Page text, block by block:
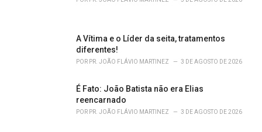
A Vítima e o Líder da seita, tratamentos
diferentes!
POR PR. JOÃO FLÁVIO MARTINEZ 3 DE AGOSTO DE 2026
É Fato: João Batista não era Elias
reencarnado
POR PR. JOÃO FLÁVIO MARTINEZ 3 DE AGOSTO DE 2026